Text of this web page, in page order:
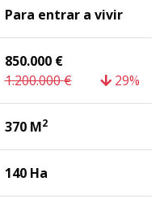
Para entrar a vivir
850.000 €
1.200.000€ 29%
370 M2
140 Ha